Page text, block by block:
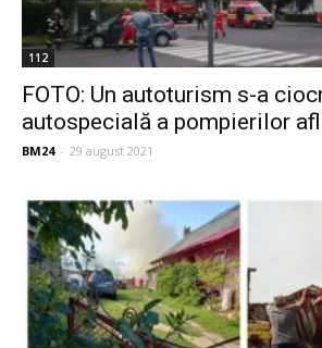
112
FOTO: Un autoturism s-a
autospecială a pompierilor
BM24 - 29 august 2021